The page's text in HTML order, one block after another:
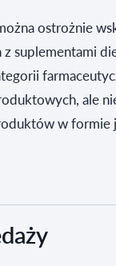
ostrożnie
z suplementami
ale
w formie